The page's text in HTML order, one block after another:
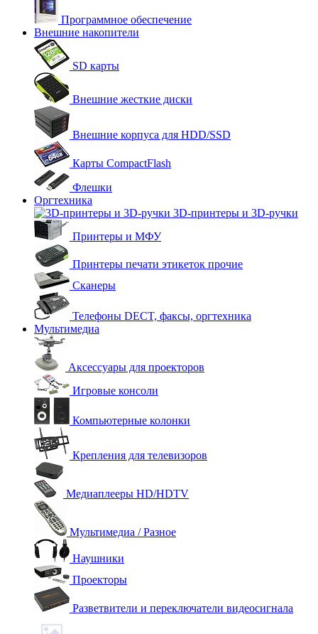
Программное обеспечение
Внешние накопители
SD карты
Внешние жесткие диски
Внешние корпуса для HDD/SSD
Карты CompactFlash
Флешки
Оргтехника
3D-принтеры и 3D-ручки
Принтеры и МФУ
Принтеры печати этикеток прочие
Сканеры
Телефоны DECT, факсы, оргтехника
Мультимедиа
Аксессуары для проекторов
Игровые консоли
Компьютерные колонки
Крепления для телевизоров
Медиаплееры HD/HDTV
Мультимедиа / Разное
Наушники
Проекторы
Разветвители и переключатели видеосигнала